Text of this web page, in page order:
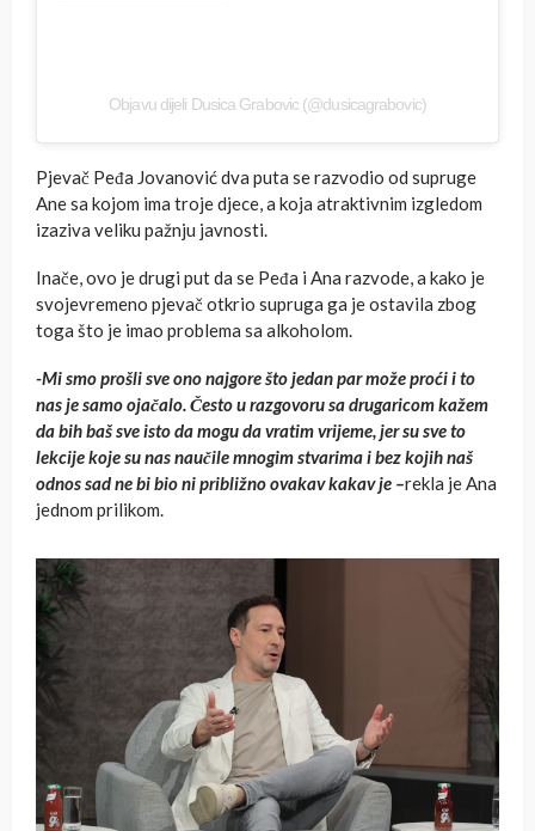
Objavu dijeli Dusica Grabovic (@dusicagrabovic)
Pjevač Peđa Jovanović dva puta se razvodio od supruge
Ane sa kojom ima troje djece, a koja atraktivnim izgledom
izaziva veliku pažnju javnosti.
Inače, ovo je drugi put da se Peđa i Ana razvode, a kako je
svojevremeno pjevač otkrio supruga ga je ostavila zbog
toga što je imao problema sa alkoholom.
-Mi smo prošli sve ono najgore što jedan par može proći i to
nas je samo ojačalo. Često u razgovoru sa drugaricom kažem
da bih baš sve isto da mogu da vratim vrijeme, jer su sve to
lekcije koje su nas naučile mnogim stvarima i bez kojih naš
odnos sad ne bi bio ni približno ovakav kakav je –rekla je Ana
jednom prilikom.